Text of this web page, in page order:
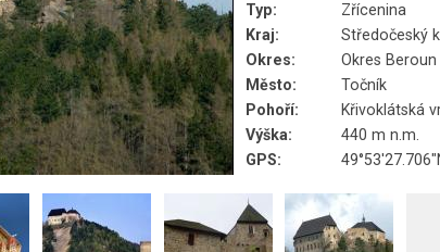
Typ:
Zřícenina
Kraj:
Středočeský
Okres:
Okres Beroun
Město:
Točník
Pohoří:
Křivoklátská
Výška:
440 m n.m.
GPS: